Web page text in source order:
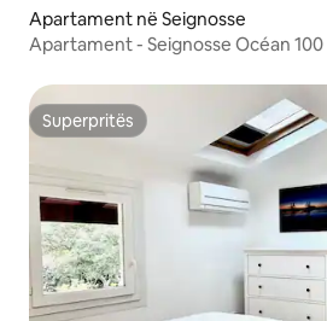
Apartament në Seignosse
Apartament - Seignosse Océan
Superpritës
Superpritës